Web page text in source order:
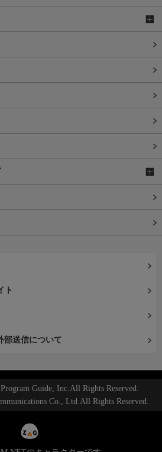
ト
部送信について
Guide, Inc.All Rights Reserved.
Co., Ltd.All Rights Reserved.